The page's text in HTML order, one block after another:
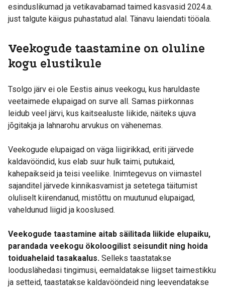
esinduslikumad ja vetikavabamad taimed kasvasid 2024.a.
just talgute käigus puhastatud alal. Tänavu laiendati tööala.
Veekogude taastamine on oluline
kogu elustikule
Tsolgo järv ei ole Eestis ainus veekogu, kus haruldaste
veetaimede elupaigad on surve all. Samas piirkonnas
leidub veel järvi, kus kaitsealuste liikide, näiteks ujuva
jõgitakja ja lahnarohu arvukus on vähenemas.
Veekogude elupaigad on väga liigirikkad, eriti järvede
kaldavööndid, kus elab suur hulk taimi, putukaid,
kahepaikseid ja teisi veeliike. Inimtegevus on viimastel
sajanditel järvede kinnikasvamist ja setetega täitumist
oluliselt kiirendanud, mistõttu on muutunud elupaigad,
vaheldunud liigid ja kooslused.
Veekogude taastamine aitab säilitada liikide elupaiku,
parandada veekogu ökoloogilist seisundit ning hoida
toiduahelaid tasakaalus. Selleks taastatakse
looduslähedasi tingimusi, eemaldatakse liigset taimestikku
ja setteid, taastatakse kaldavööndeid ning leevendatakse